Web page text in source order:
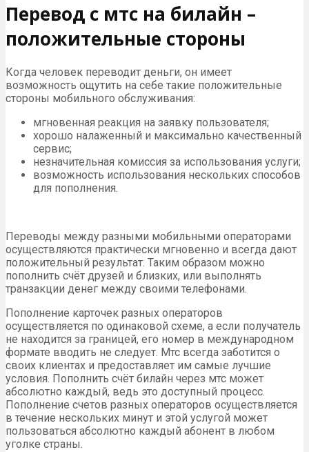
Перевод с мтс на билайн –
положительные стороны
Когда человек переводит деньги, он имеет
возможность ощутить на себе такие положительные
стороны мобильного обслуживания:
мгновенная реакция на заявку пользователя;
хорошо налаженный и максимально качественный
сервис;
незначительная комиссия за использования услуги;
возможность использования нескольких способов
для пополнения.
Переводы между разными мобильными операторами
осуществляются практически мгновенно и всегда дают
положительный результат. Таким образом можно
пополнить счёт друзей и близких, или выполнять
транзакции денег между своими телефонами.
Пополнение карточек разных операторов
осуществляется по одинаковой схеме, а если получатель
не находится за границей, его номер в международном
формате вводить не следует. Мтс всегда заботится о
своих клиентах и предоставляет им самые лучшие
условия. Пополнить счёт билайн через мтс может
абсолютно каждый, ведь это доступный процесс.
Пополнение счетов разных операторов осуществляется
в течение нескольких минут и этой услугой может
пользоваться абсолютно каждый абонент в любом
уголке страны.